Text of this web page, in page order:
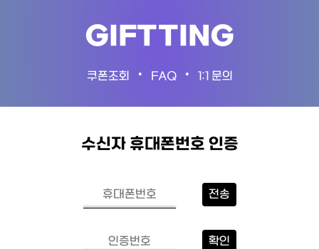
GIFTTING
쿠폰조회 • FAQ • 1:1 문의
수신자 휴대폰번호 인증
전송
확인